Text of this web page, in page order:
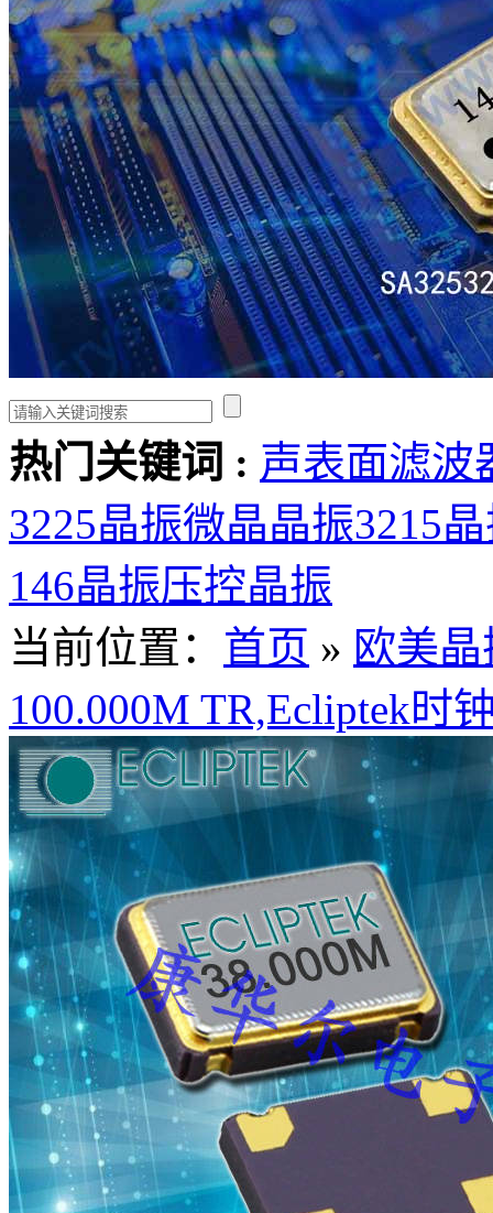
热门关键词 : 声表面滤波
3225晶振微晶晶振3215
146晶振压控晶振
当前位置： 首页 » 欧美晶
100.000M TR,Ecliptek时